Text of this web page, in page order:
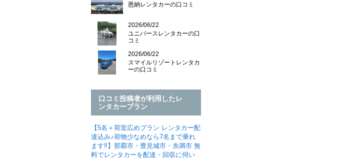
恩納レンタカーの口コミ
2026/06/22
ユニバースレンタカーの口
コミ
2026/06/22
スマイルリゾートレンタカ
ーの口コミ
口コミ投稿者が利用したレ
ンタカープラン
【5名＋荷室広めプラン レンタカー配
達込み♪荷物少なめなら7名まで乗れ
ます‼︎】那覇市・豊見城市・糸満市 無
料でレンタカーを配達・回収に伺い